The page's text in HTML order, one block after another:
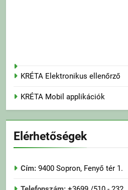
KRÉTA Elektronikus ellenőrző
KRÉTA Mobil applikációk
Elérhetőségek
Cím: 9400 Sopron, Fenyő tér 1.